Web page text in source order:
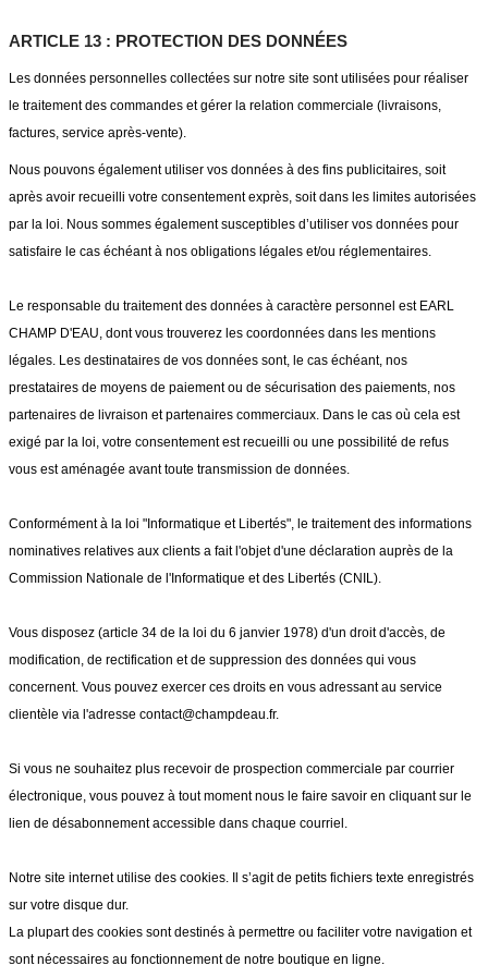
ARTICLE 13 : PROTECTION DES DONNÉES
Les données personnelles collectées sur notre site sont utilisées pour réaliser
le traitement des commandes et gérer la relation commerciale (livraisons,
factures, service après-vente).
Nous pouvons également utiliser vos données à des fins publicitaires, soit
après avoir recueilli votre consentement exprès, soit dans les limites autorisées
par la loi. Nous sommes également susceptibles d’utiliser vos données pour
satisfaire le cas échéant à nos obligations légales et/ou réglementaires.
Le responsable du traitement des données à caractère personnel est EARL
CHAMP D'EAU, dont vous trouverez les coordonnées dans les mentions
légales. Les destinataires de vos données sont, le cas échéant, nos
prestataires de moyens de paiement ou de sécurisation des paiements, nos
partenaires de livraison et partenaires commerciaux. Dans le cas où cela est
exigé par la loi, votre consentement est recueilli ou une possibilité de refus
vous est aménagée avant toute transmission de données.
Conformément à la loi "Informatique et Libertés", le traitement des informations
nominatives relatives aux clients a fait l'objet d'une déclaration auprès de la
Commission Nationale de l'Informatique et des Libertés (CNIL).
Vous disposez (article 34 de la loi du 6 janvier 1978) d'un droit d'accès, de
modification, de rectification et de suppression des données qui vous
concernent. Vous pouvez exercer ces droits en vous adressant au service
clientèle via l'adresse contact@champdeau.fr.
Si vous ne souhaitez plus recevoir de prospection commerciale par courrier
électronique, vous pouvez à tout moment nous le faire savoir en cliquant sur le
lien de désabonnement accessible dans chaque courriel.
Notre site internet utilise des cookies. Il s’agit de petits fichiers texte enregistrés
sur votre disque dur.
La plupart des cookies sont destinés à permettre ou faciliter votre navigation et
sont nécessaires au fonctionnement de notre boutique en ligne.